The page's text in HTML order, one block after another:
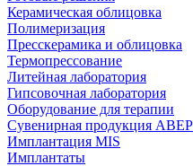
Керамическая облицовка
Полимеризация
Пресскерамика и облицовка
Термопрессование
Литейная лаборатория
Гипсовочная лаборатория
Оборудование для терапии
Сувенирная продукция
Имплантация MIS
Имплантаты